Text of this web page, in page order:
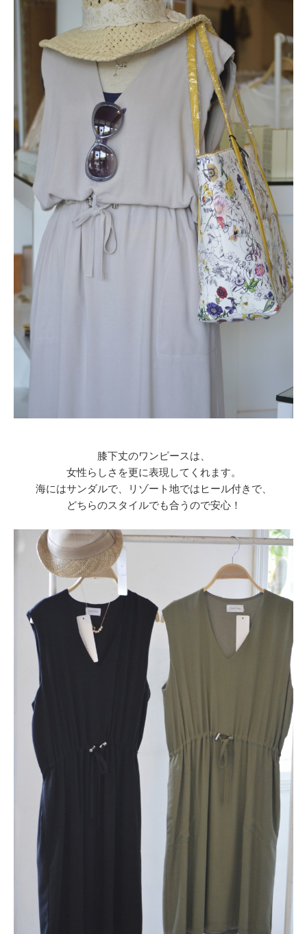
膝下丈のワンピースは、
女性らしさを更に表現してくれます。
海にはサンダルで、リゾート地ではヒール付きで、
どちらのスタイルでも合うので安心！